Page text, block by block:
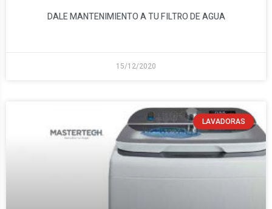
DALE MANTENIMIENTO A TU FILTRO DE AGUA
15/12/2020
LAVADORAS